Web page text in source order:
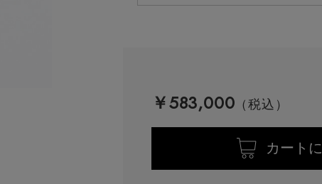
￥583,000
カート